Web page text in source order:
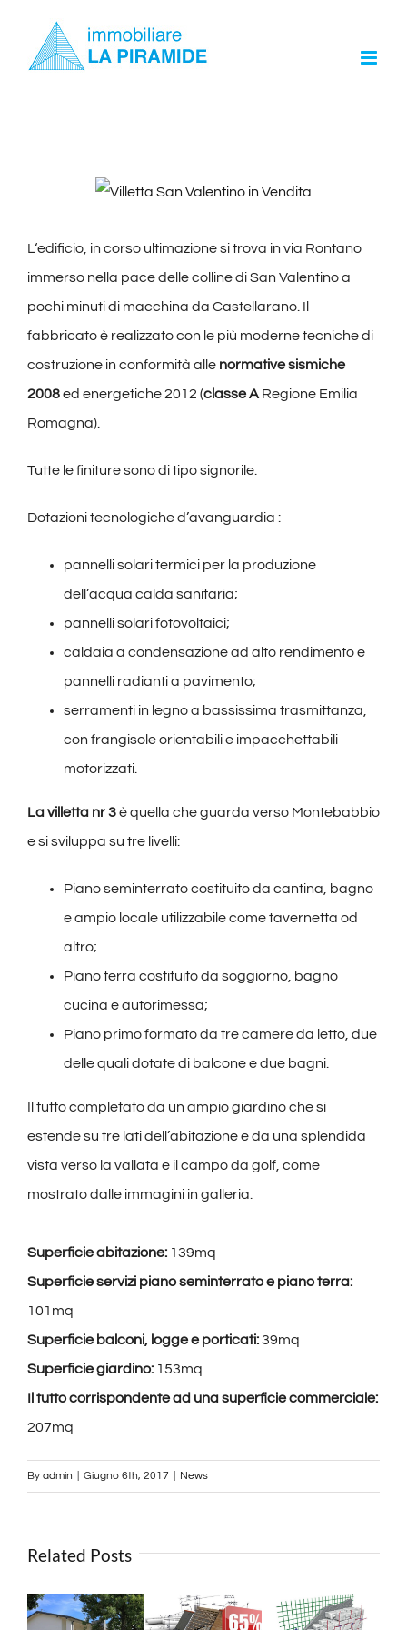
content
View
Image
L‘edificio, in corso ultimazione si trova in via Rontano
immerso nella pace delle colline di San Valentino a
pochi minuti di macchina da Castellarano. Il
fabbricato è realizzato con le più moderne tecniche di
costruzione in conformità alle normative sismiche
2008ed energetiche 2012 (classe A Regione Emilia
Romagna).
Tutte le finiture sono di tipo signorile.
Dotazioni tecnologiche d’avanguardia :
pannelli solari termici per la produzione
dell’acqua calda sanitaria;
pannelli solari fotovoltaici;
caldaia a condensazione ad alto rendimento e
pannelli radianti a pavimento;
serramenti in legno a bassissima trasmittanza,
con frangisole orientabili e impacchettabili
motorizzati.
La villetta nr 3è quella che guarda verso Montebabbio
e si sviluppa su tre livelli:
Piano seminterrato costituito da cantina, bagno
e ampio locale utilizzabile come tavernetta od
altro;
Piano terra costituito da soggiorno, bagno
cucina e autorimessa;
Piano primo formato da tre camere da letto, due
delle quali dotate di balcone e due bagni.
Il tutto completato da un ampio giardino che si
estende su tre lati dell’abitazione e da una splendida
vista verso la vallata e il campo da golf, come
mostrato dalle immagini in galleria.
Superficie abitazione: 139mq
Superficie servizi piano seminterrato e piano terra:
101mq
Superficie balconi, logge e porticati:39mq
Superficie giardino: 153mq
Il tutto corrispondente ad una superficie commerciale:
207mq
By admin Giugno 6th, 2017 News
Related Posts